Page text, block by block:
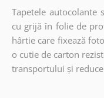
Tapetele autocolante
cu grijă în folie de
hârtie care fixează
o cutie de carton
transportului și